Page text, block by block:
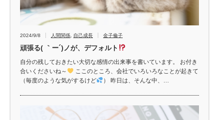
2024/9/8 人間関係 自己成長 金子倫子
頑張る( ｀ー´)ノが、デフォルト
自分の残しておきたい大切な感情の出来事を書いています。 お付き
合いくださいね～
ここのところ、会社でいろいろなことが起きて
（毎度のような気がするけど
） 昨日は、そんな中、…